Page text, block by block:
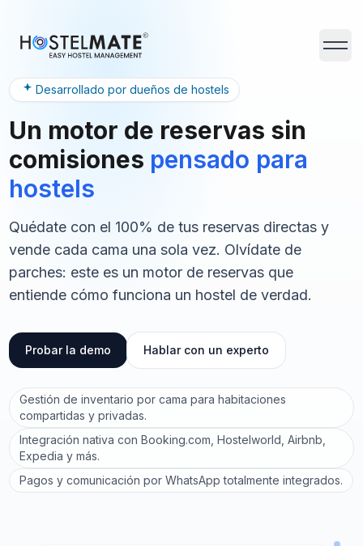
Abrir
Desarrollado por dueños de hostels
Un motor de reservas sin
comisiones pensado para
hostels
Quédate con el 100% de tus reservas directas y
vende cada cama una sola vez. Olvídate de
parches: este es un motor de reservas que
entiende cómo funciona un hostel de verdad.
Probar la demo Hablar con un experto
Gestión de inventario por cama para habitaciones
compartidas y privadas.
Integración nativa con Booking.com, Hostelworld, Airbnb,
Expedia y más.
Pagos y comunicación por WhatsApp totalmente integrados.